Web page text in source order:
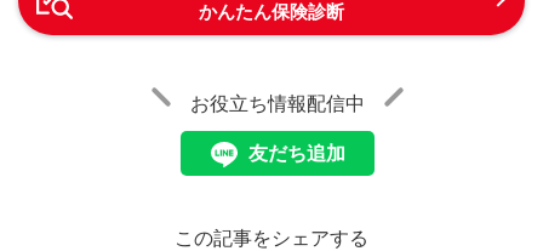
かんたん保険診断
お役立ち情報配信中
友だち追加
この記事をシェアする